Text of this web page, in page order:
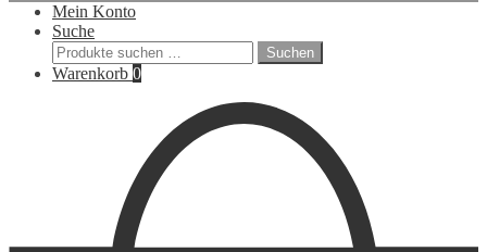
Mein Konto
Suche
Suchen
nach:
Suchen
Warenkorb 0